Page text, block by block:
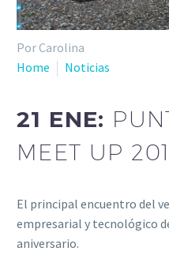
Por Carolina
Home
Noticias
21 ENE:
MEET UP
El principal encuentro del
empresarial y tecnológico
aniversario.